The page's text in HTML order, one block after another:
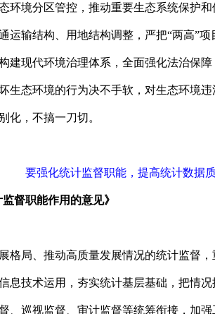
环境分区管控，推动重要生态系统保护
运输结构、用地结构调整，严把“两高”
建现代环境治理体系，全面强化法治保
生态环境的行为决不手软，对生态环境违
化，不搞一刀切。
要强化统计监督职能，提高统计数据
督职能作用的意见》
格局、推动高质量发展情况的统计监督
息技术运用，夯实统计基层基础，把情
、巡视监督、审计监督等统筹衔接，加